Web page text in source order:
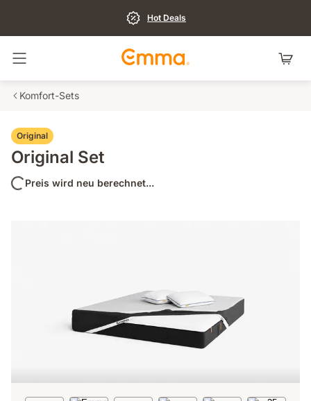
Hot Deals
Navigation umschalten
Komfort-Sets
Original
Original Set
Preis wird neu berechnet...